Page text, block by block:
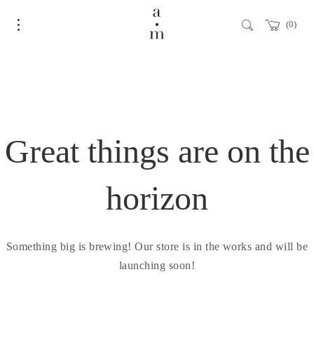
0
Great things are on the
horizon
Something big is brewing! Our store is in the works and will be
launching soon!